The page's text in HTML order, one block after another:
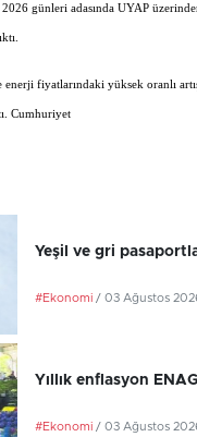
günleri adasında UYAP
fiyatlarındaki yüksek oranlı
Cumhuriyet
Yeşil ve gri
#Ekonomi / 03 Ağustos
Yıllık enflasyon
#Ekonomi / 03 Ağustos